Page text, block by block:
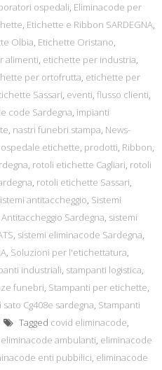
ospedali, Eliminacode per
, Etichette e Ribbon SARDEGNA,
Olbia, Etichette Oristano,
alimenti, etichette per industria,
per ortofrutta, etichette per
Sassari, eventi, flusso clienti,
code Sardegna, impianti
, nastri funebri stampa, News-
ospedale etichette, prodotti, Ribbon,
, rotoli etichette Cagliari, rotoli
, rotoli etichette Sassari,
antitaccheggio, Sistemi
Sardegna, sistemi
, sistemi eliminacode Sardegna,
, Soluzioni per l'etichettatura,
industriali, stampanti logistica,
funebri, Stampanti per etichette,
Cg408e sardegna, Stampanti
Tagged covid eliminacode,
eliminacode ambulanti, eliminacode
enti pubbilici, eliminacode